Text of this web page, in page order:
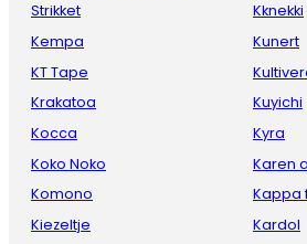
Strikket
Kempa
KT Tape
Krakatoa
Kocca
Koko Noko
Komono
Kiezeltje
Kknekki
Kunert
Kuyichi
Kyra
Karen
Kappa
Kardol